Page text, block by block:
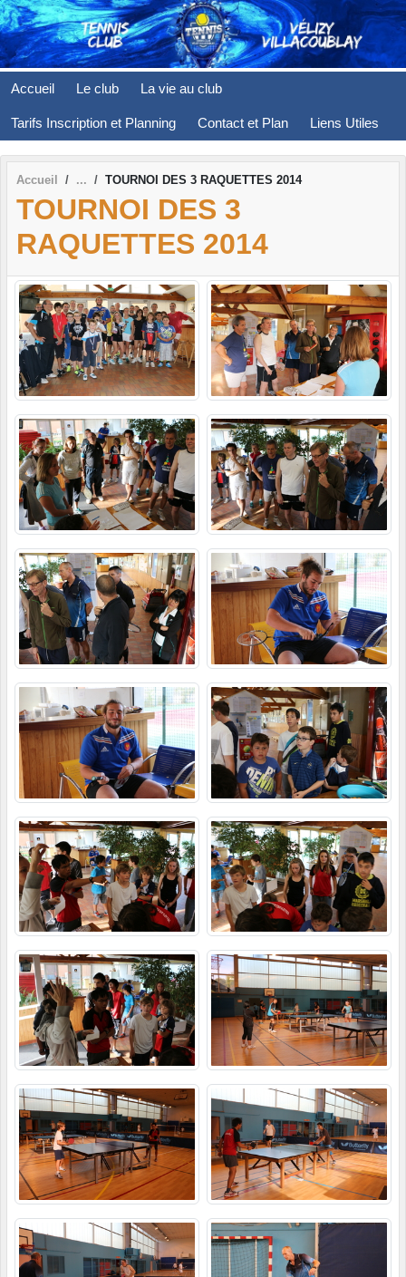
Accueil Le club La vie au club
Tarifs Inscription et Planning Contact et Plan Liens Utiles
Accueil TOURNOI DES 3 RAQUETTES 2014
TOURNOI DES 3
RAQUETTES 2014
Panneau de gestion des cookies